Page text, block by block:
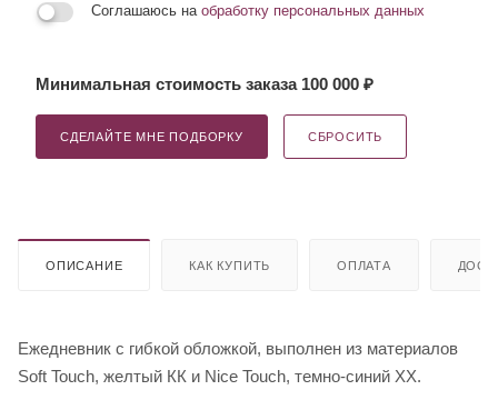
Соглашаюсь на обработку персональных данных
Минимальная стоимость заказа 100 000 ₽
СДЕЛАЙТЕ МНЕ ПОДБОРКУ СБРОСИТЬ
ОПИСАНИЕ КАК КУПИТЬ ОПЛАТА
Ежедневник с гибкой обложкой, выполнен из материалов
Soft Touch, желтый КК и Nice Touch, темно-синий ХХ.